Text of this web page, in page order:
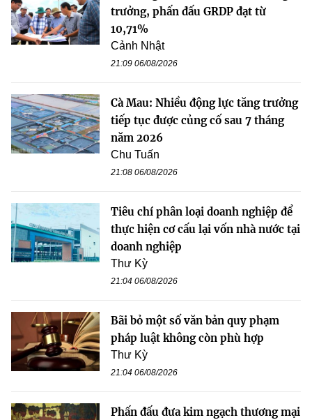
trưởng, phấn đấu GRDP đạt từ
10,71%
Cảnh Nhật
21:09 06/08/2026
Cà Mau: Nhiều động lực tăng trưởng
tiếp tục được củng cố sau 7 tháng
năm 2026
Chu Tuấn
21:08 06/08/2026
Tiêu chí phân loại doanh nghiệp để
thực hiện cơ cấu lại vốn nhà nước tại
doanh nghiệp
Thư Kỳ
21:04 06/08/2026
Bãi bỏ một số văn bản quy phạm
pháp luật không còn phù hợp
Thư Kỳ
21:04 06/08/2026
Phấn đấu đưa kim ngạch thương mại